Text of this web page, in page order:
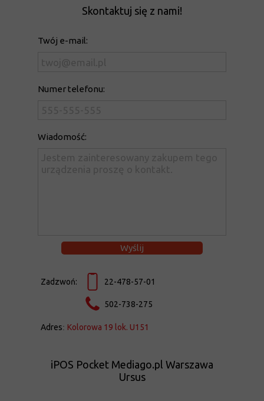
22-478-57-01
502-738-275
Zadzwoń:
Adres: Kolorowa 19 lok. U151
iPOS Pocket Mediago.pl Warszawa
Ursus
Twój e-mail:
Numer telefonu:
Wiadomość:
Wyślij
Skontaktuj się z nami!